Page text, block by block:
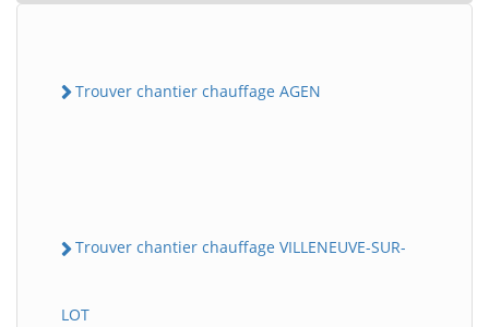
Trouver chantier chauffage AGEN
Trouver chantier chauffage VILLENEUVE-SUR-
LOT